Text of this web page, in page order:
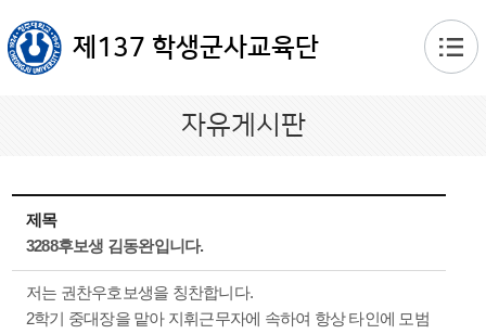
제137 학생군사교육단
자유게시판
제목
3288후보생 김동완입니다.
저는 권찬우호보생을 칭찬합니다.
2학기 중대장을 맡아 지휘근무자에 속하여 항상 타인에 모범